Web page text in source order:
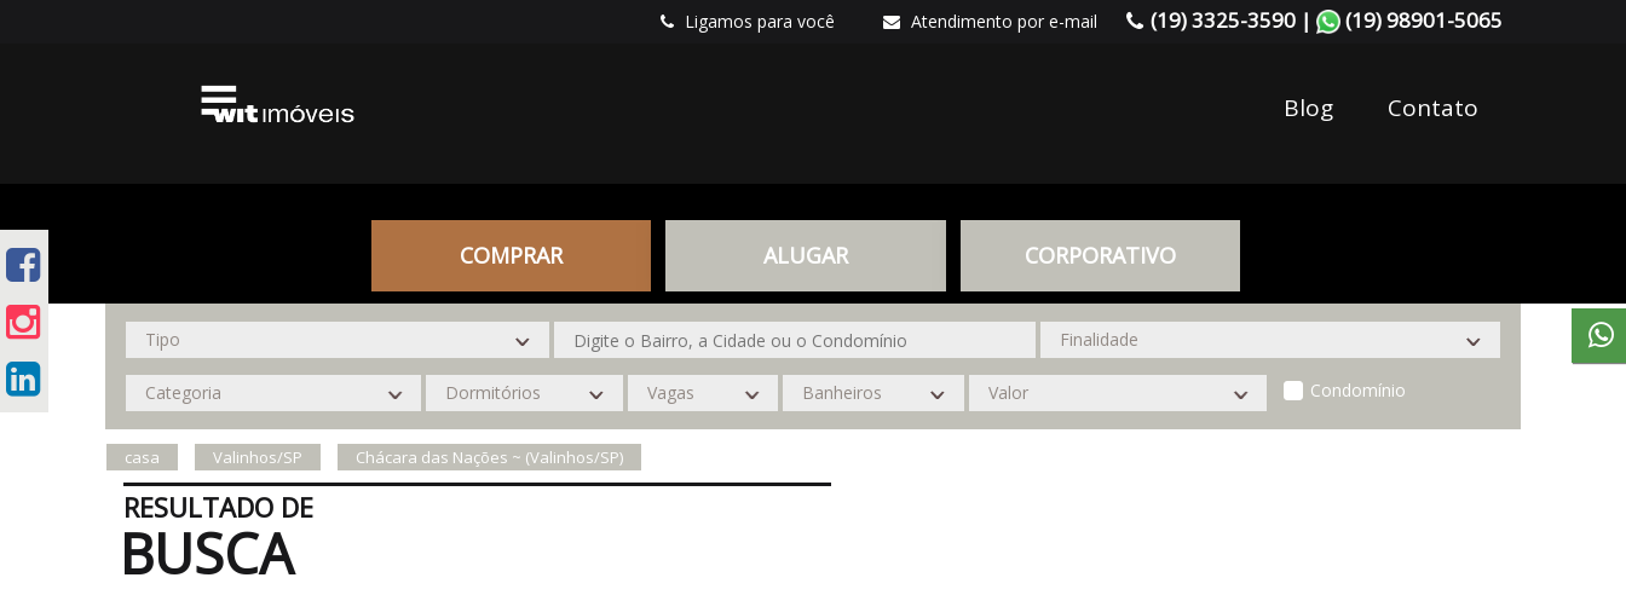
Ligamos para você Atendimento por e-mail (19) 3325-3590 | (19) 98901-5065
Blog Contato
COMPRAR ALUGAR CORPORATIVO
Condomínio
casa Valinhos/SP Chácara das Nações ~ (Valinhos/SP)
RESULTADO DE
BUSCA